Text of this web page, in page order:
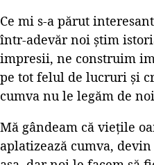
Ce mi s-a părut
într-adevăr noi știm
impresii, ne construim
pe tot felul de lucruri și
cumva nu le legăm de
Mă gândeam că viețile
aplatizează cumva,